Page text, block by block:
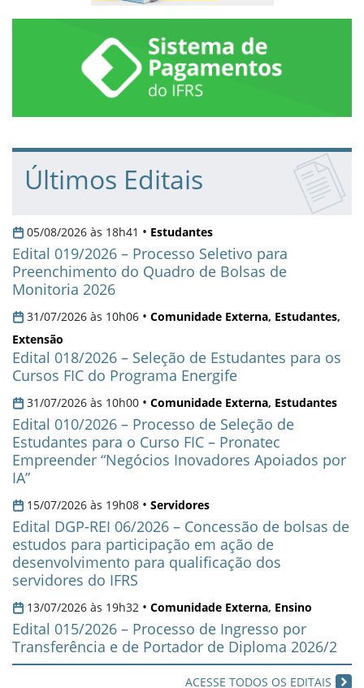
Últimos Editais
05/08/2026 às 18h41 • Estudantes
Edital 019/2026 – Processo Seletivo para
Preenchimento do Quadro de Bolsas de
Monitoria 2026
31/07/2026 às 10h06 • Comunidade Externa, Estudantes,
Extensão
Edital 018/2026 – Seleção de Estudantes para os
Cursos FIC do Programa Energife
31/07/2026 às 10h00 • Comunidade Externa, Estudantes
Edital 010/2026 – Processo de Seleção de
Estudantes para o Curso FIC – Pronatec
Empreender “Negócios Inovadores Apoiados por
IA”
15/07/2026 às 19h08 • Servidores
Edital DGP-REI 06/2026 – Concessão de bolsas de
estudos para participação em ação de
desenvolvimento para qualificação dos
servidores do IFRS
13/07/2026 às 19h32 • Comunidade Externa, Ensino
Edital 015/2026 – Processo de Ingresso por
Transferência e de Portador de Diploma 2026/2
ACESSE TODOS OS EDITAIS